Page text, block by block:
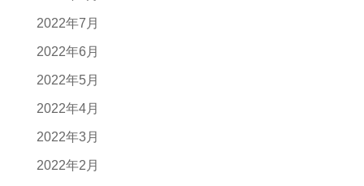
2022年7月
2022年6月
2022年5月
2022年4月
2022年3月
2022年2月